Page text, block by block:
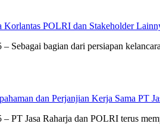
Korlantas POLRI dan Stakeholder
– Sebagai bagian dari persiapan
dan Perjanjian Kerja Sama PT
– PT Jasa Raharja dan POLRI terus